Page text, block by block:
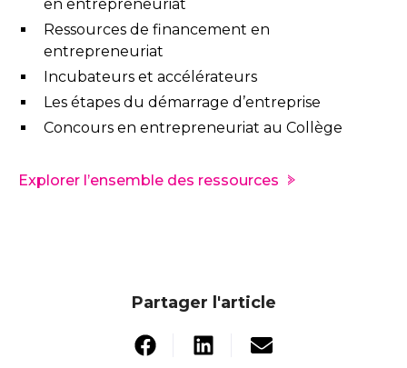
en entrepreneuriat
Ressources de financement en
entrepreneuriat
Incubateurs et accélérateurs
Les étapes du démarrage d’entreprise
Concours en entrepreneuriat au Collège
Explorer l’ensemble des ressources
Partager l'article